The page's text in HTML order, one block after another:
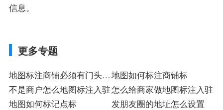
信息。
更多专题
地图标注商铺必须有门头招
牌
地图如何标注商铺标
不是商户怎么地图标注入驻怎么给商家做地图标注入驻
地图如何标记点标
发朋友圈的地址怎么设置